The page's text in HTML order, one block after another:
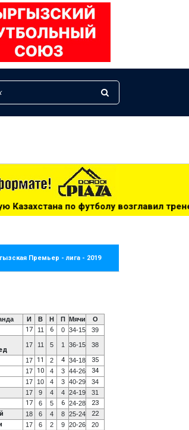
возглавил тренер из Голландии - 14:34
Премьер - лига - 2019
И В Н П Мячи
О
17 11 6 0 34-15 39
17 11 5 1 36-15 38
17 11 2 4 34-18 35
17 10 4 3 44-26 34
17 10 4 3 40-29
34
17 9 4 4 24-19
31
17 6 5 6 24-28 23
18 6 4 8 25-24 22
17 6 2 9 20-26
20